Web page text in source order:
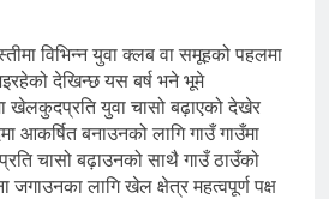
विभिन्न युवा क्लब वा समूहको पहलमा
देखिन्छ यस बर्ष भने भूमे
खेलकुदप्रति युवा चासो बढ़ाएको देखेर
आकर्षित बनाउनको लागि गाउँ गाउँमा
चासो बढ़ाउनको साथै गाउँ ठाउँको
लागि खेल क्षेत्र महत्वपूर्ण पक्ष